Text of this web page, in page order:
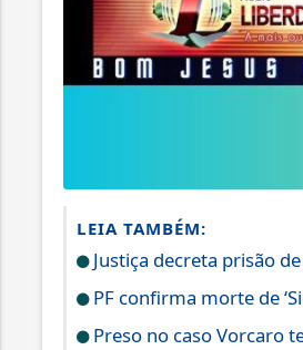
LEIA TAMBÉM:
Justiça decreta prisão
PF confirma morte de
Preso no caso Vorcaro